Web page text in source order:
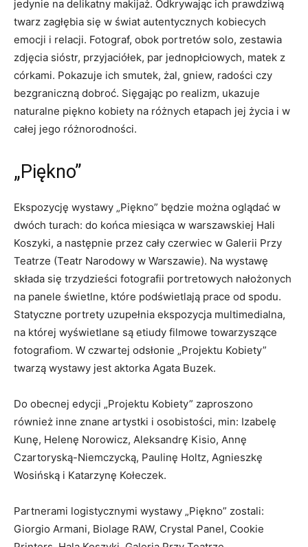
jedynie na delikatny makijaż. Odkrywając ich prawdziwą
twarz zagłębia się w świat autentycznych kobiecych
emocji i relacji. Fotograf, obok portretów solo, zestawia
zdjęcia sióstr, przyjaciółek, par jednopłciowych, matek z
córkami. Pokazuje ich smutek, żal, gniew, radości czy
bezgraniczną dobroć. Sięgając po realizm, ukazuje
naturalne piękno kobiety na różnych etapach jej życia i w
całej jego różnorodności.
„Piękno”
Ekspozycję wystawy „Piękno” będzie można oglądać w
dwóch turach: do końca miesiąca w warszawskiej Hali
Koszyki, a następnie przez cały czerwiec w Galerii Przy
Teatrze (Teatr Narodowy w Warszawie). Na wystawę
składa się trzydzieści fotografii portretowych nałożonych
na panele świetlne, które podświetlają prace od spodu.
Statyczne portrety uzupełnia ekspozycja multimedialna,
na której wyświetlane są etiudy filmowe towarzyszące
fotografiom. W czwartej odsłonie „Projektu Kobiety”
twarzą wystawy jest aktorka Agata Buzek.
Do obecnej edycji „Projektu Kobiety” zaproszono
również inne znane artystki i osobistości, min: Izabelę
Kunę, Helenę Norowicz, Aleksandrę Kisio, Annę
Czartoryską-Niemczycką, Paulinę Holtz, Agnieszkę
Wosińską i Katarzynę Kołeczek.
Partnerami logistycznymi wystawy „Piękno” zostali:
Giorgio Armani, Biolage RAW, Crystal Panel, Cookie